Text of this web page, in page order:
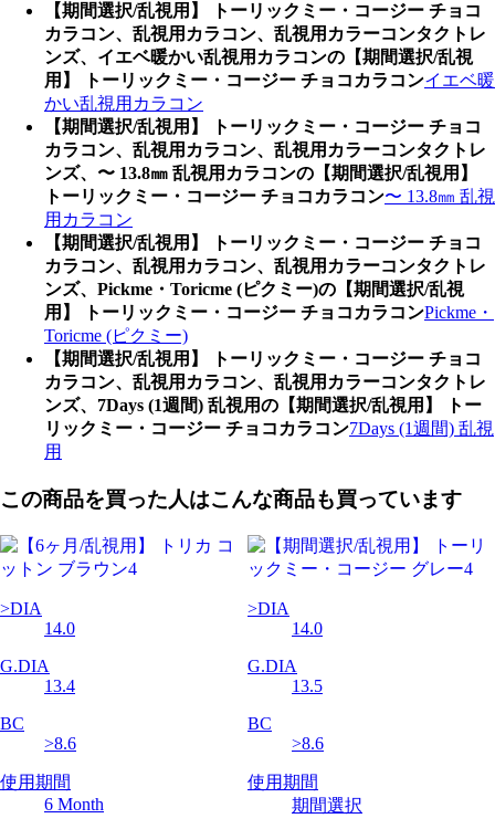
【期間選択/乱視用】 トーリックミー・コージー チョコ
カラコン、乱視用カラコン、乱視用カラーコンタクトレ
ンズ、イエベ暖かい乱視用カラコンの【期間選択/乱視
用】 トーリックミー・コージー チョコカラコンイエベ暖
かい乱視用カラコン
【期間選択/乱視用】 トーリックミー・コージー チョコ
カラコン、乱視用カラコン、乱視用カラーコンタクトレ
ンズ、〜 13.8㎜ 乱視用カラコンの【期間選択/乱視用】
トーリックミー・コージー チョコカラコン〜 13.8㎜ 乱視
用カラコン
【期間選択/乱視用】 トーリックミー・コージー チョコ
カラコン、乱視用カラコン、乱視用カラーコンタクトレ
ンズ、Pickme・Toricme (ピクミー)の【期間選択/乱視
用】 トーリックミー・コージー チョコカラコンPickme・
Toricme (ピクミー)
【期間選択/乱視用】 トーリックミー・コージー チョコ
カラコン、乱視用カラコン、乱視用カラーコンタクトレ
ンズ、7Days (1週間) 乱視用の【期間選択/乱視用】 トー
リックミー・コージー チョコカラコン7Days (1週間) 乱視
用
この商品を買った人はこんな商品も買っています
>DIA
14.0
G.DIA
13.4
BC
>8.6
使用期間
6 Month
>DIA
14.0
G.DIA
13.5
BC
>8.6
使用期間
期間選択